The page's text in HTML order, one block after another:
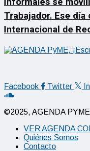
Trabajador. Ese
Internacional de
Facebook Twitter
©2025, AGENDA
VER AGENDA
Quiénes Somos
Contacto